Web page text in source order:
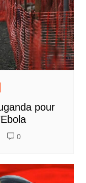
pour
0